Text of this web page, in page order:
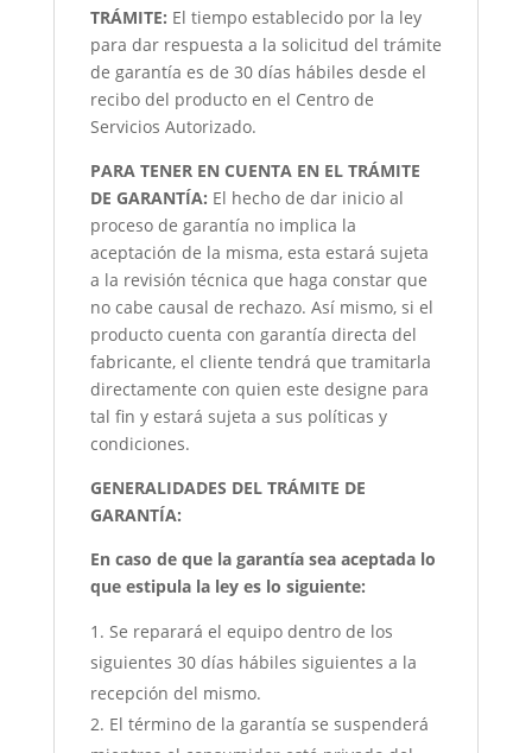
TRÁMITE: El tiempo establecido por la ley
para dar respuesta a la solicitud del trámite
de garantía es de 30 días hábiles desde el
recibo del producto en el Centro de
Servicios Autorizado.
PARA TENER EN CUENTA EN EL TRÁMITE
DE GARANTÍA: El hecho de dar inicio al
proceso de garantía no implica la
aceptación de la misma, esta estará sujeta
a la revisión técnica que haga constar que
no cabe causal de rechazo. Así mismo, si el
producto cuenta con garantía directa del
fabricante, el cliente tendrá que tramitarla
directamente con quien este designe para
tal fin y estará sujeta a sus políticas y
condiciones.
GENERALIDADES DEL TRÁMITE DE
GARANTÍA:
En caso de que la garantía sea aceptada lo
que estipula la ley es lo siguiente:
Se reparará el equipo dentro de los
siguientes 30 días hábiles siguientes a la
recepción del mismo.
El término de la garantía se suspenderá